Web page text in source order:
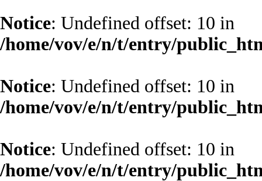
Notice: Undefined offset: 10 in
/home/vov/e/n/t/entry/
Notice: Undefined offset: 10 in
/home/vov/e/n/t/entry/
Notice: Undefined offset: 10 in
/home/vov/e/n/t/entry/